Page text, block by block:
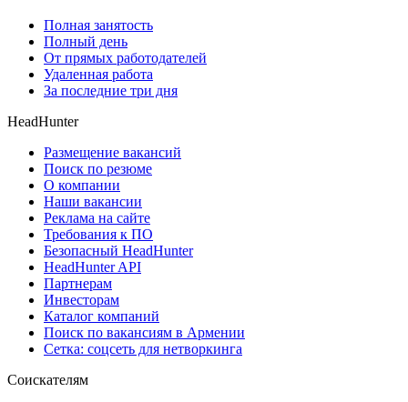
Полная занятость
Полный день
От прямых работодателей
Удаленная работа
За последние три дня
HeadHunter
Размещение вакансий
Поиск по резюме
О компании
Наши вакансии
Реклама на сайте
Требования к ПО
Безопасный HeadHunter
HeadHunter API
Партнерам
Инвесторам
Каталог компаний
Поиск по вакансиям в Армении
Сетка: соцсеть для нетворкинга
Соискателям